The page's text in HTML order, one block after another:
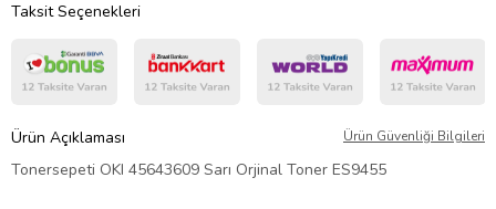
Taksit Seçenekleri
Ürün Açıklaması Ürün Güvenliği Bilgileri
Tonersepeti OKI 45643609 Sarı Orjinal Toner ES9455